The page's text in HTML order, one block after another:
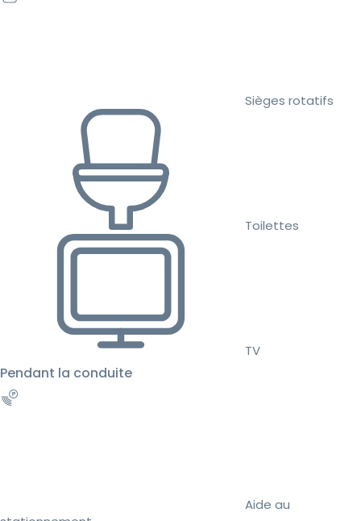
Sièges rotatifs
Toilettes
TV
Pendant la conduite
Aide au